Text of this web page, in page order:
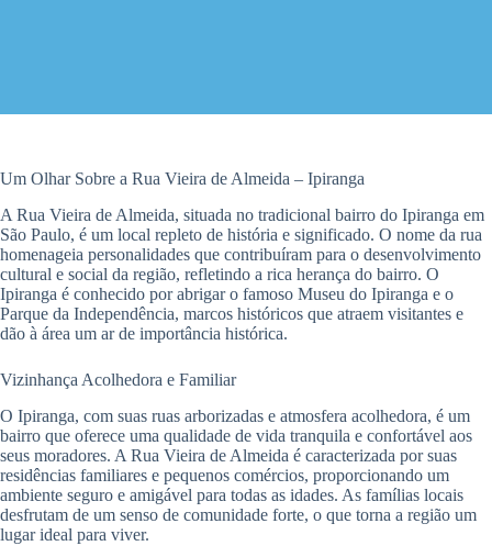
Um Olhar Sobre a Rua Vieira de Almeida – Ipiranga
A Rua Vieira de Almeida, situada no tradicional bairro do Ipiranga em
São Paulo, é um local repleto de história e significado. O nome da rua
homenageia personalidades que contribuíram para o desenvolvimento
cultural e social da região, refletindo a rica herança do bairro. O
Ipiranga é conhecido por abrigar o famoso Museu do Ipiranga e o
Parque da Independência, marcos históricos que atraem visitantes e
dão à área um ar de importância histórica.
Vizinhança Acolhedora e Familiar
O Ipiranga, com suas ruas arborizadas e atmosfera acolhedora, é um
bairro que oferece uma qualidade de vida tranquila e confortável aos
seus moradores. A Rua Vieira de Almeida é caracterizada por suas
residências familiares e pequenos comércios, proporcionando um
ambiente seguro e amigável para todas as idades. As famílias locais
desfrutam de um senso de comunidade forte, o que torna a região um
lugar ideal para viver.